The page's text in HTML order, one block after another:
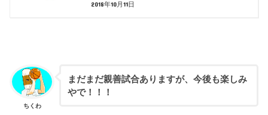
2018年10月11日
ちくわ
まだまだ親善試合ありますが、今後も楽しみ
やで！！！